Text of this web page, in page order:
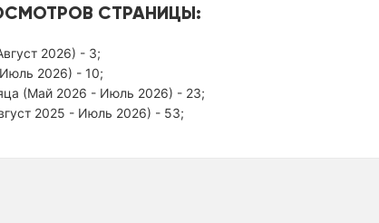
СТРАНИЦЫ:
2026) - 3;
2026) - 10;
(Май 2026 - Июль 2026) - 23;
2025 - Июль 2026) - 53;